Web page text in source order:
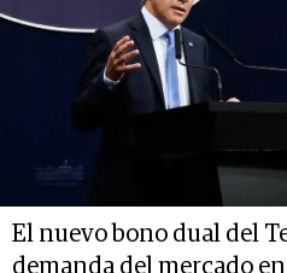
El nuevo bono dual del
demanda del mercado